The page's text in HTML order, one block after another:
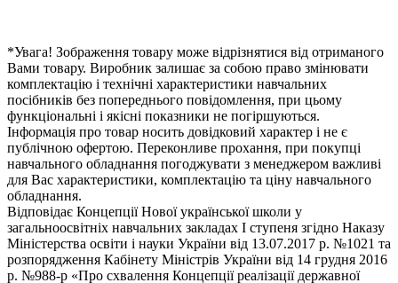
*Увага! Зображення товару може відрізнятися від отриманого
Вами товару. Виробник залишає за собою право змінювати
комплектацію і технічні характеристики навчальних
посібників без попереднього повідомлення, при цьому
функціональні і якісні показники не погіршуються.
Інформація про товар носить довідковий характер і не є
публічною офертою. Переконливе прохання, при покупці
навчального обладнання погоджувати з менеджером важливі
для Вас характеристики, комплектацію та ціну навчального
обладнання.
Відповідає Концепції Нової української школи у
загальноосвітніх навчальних закладах I ступеня згідно Наказу
Міністерства освіти і науки України від 13.07.2017 р. №1021 та
розпорядження Кабінету Міністрів України від 14 грудня 2016
р. №988-р «Про схвалення Концепції реалізації державної